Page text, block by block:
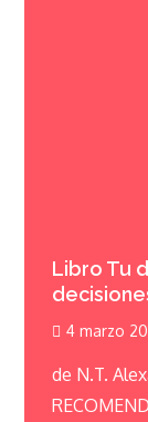
Libro Tu
4 marzo
de N.T.